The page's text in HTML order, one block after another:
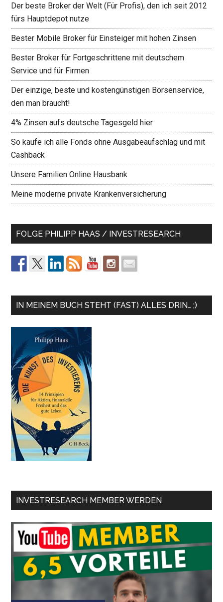
Der beste Broker der Welt (Für Profis), den ich seit 2012
fürs Hauptdepot nutze
Bester Mobile Broker für Einsteiger mit hohen Zinsen
Bester Broker für Fortgeschrittene mit deutschem
Service und für Firmen
Der einzige, beste und kostengünstigen Börsenservice,
den man braucht!
4% Zinsen aufs deutsche Tagesgeld hier
So kaufe ich alle Fonds ohne Ausgabeaufschlag und mit
Cashback
Unsere Familien Online Hausbank
Meine moderne private Krankenversicherung
FOLGE PHILIPP HAAS / INVESTRESEARCH
IN MEINEM BUCH STEHT (FAST) ALLES DRIN… ;)
INVESTRESEARCH MEMBER WERDEN